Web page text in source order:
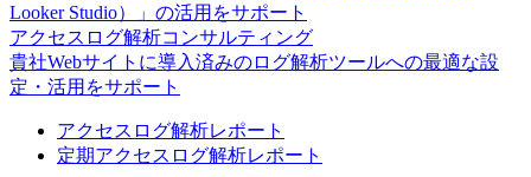
Looker Studio）」の活用をサポート
アクセスログ解析コンサルティング
貴社Webサイトに導入済みのログ解析ツールへの最適な設
定・活用をサポート
アクセスログ解析レポート
定期アクセスログ解析レポート